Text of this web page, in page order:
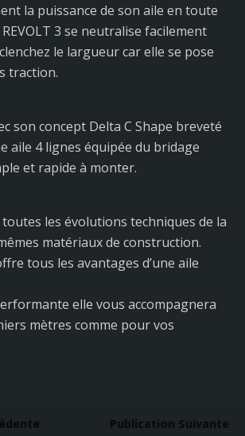
la puissance de son aile en toute
3 se neutralise facilement
le largueur car elle se pose
traction.
son concept Delta C Shape breveté
aile 4 lignes équipée du bridage
et rapide à monter.
toutes les évolutions techniques de la
matériaux de construction.
tous les avantages d’une aile
elle vous accompagnera
mètres comme pour vos
Publication Suivante